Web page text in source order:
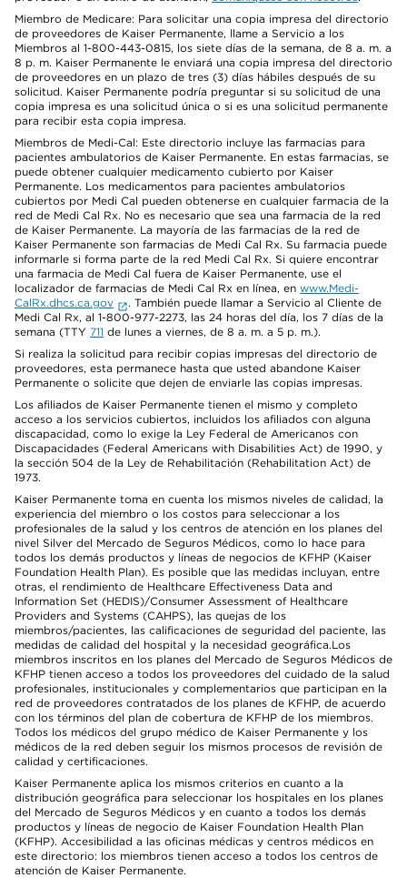
Miembro de Medicare: Para solicitar una copia impresa del directorio
de proveedores de Kaiser Permanente, llame a Servicio a los
Miembros al 1-800-443-0815, los siete días de la semana, de 8 a. m. a
8 p. m. Kaiser Permanente le enviará una copia impresa del directorio
de proveedores en un plazo de tres (3) días hábiles después de su
solicitud. Kaiser Permanente podría preguntar si su solicitud de una
copia impresa es una solicitud única o si es una solicitud permanente
para recibir esta copia impresa.
Miembros de Medi-Cal: Este directorio incluye las farmacias para
pacientes ambulatorios de Kaiser Permanente. En estas farmacias, se
puede obtener cualquier medicamento cubierto por Kaiser
Permanente. Los medicamentos para pacientes ambulatorios
cubiertos por Medi Cal pueden obtenerse en cualquier farmacia de la
red de Medi Cal Rx. No es necesario que sea una farmacia de la red
de Kaiser Permanente. La mayoría de las farmacias de la red de
Kaiser Permanente son farmacias de Medi Cal Rx. Su farmacia puede
informarle si forma parte de la red Medi Cal Rx. Si quiere encontrar
una farmacia de Medi Cal fuera de Kaiser Permanente, use el
localizador de farmacias de Medi Cal Rx en línea, en www.Medi-
CalRx.dhcs.ca.gov
. También puede llamar a Servicio al Cliente de
Medi Cal Rx, al 1-800-977-2273, las 24 horas del día, los 7 días de la
semana (TTY 711 de lunes a viernes, de 8 a. m. a 5 p. m.).
Si realiza la solicitud para recibir copias impresas del directorio de
proveedores, esta permanece hasta que usted abandone Kaiser
Permanente o solicite que dejen de enviarle las copias impresas.
Los afiliados de Kaiser Permanente tienen el mismo y completo
acceso a los servicios cubiertos, incluidos los afiliados con alguna
discapacidad, como lo exige la Ley Federal de Americanos con
Discapacidades (Federal Americans with Disabilities Act) de 1990, y
la sección 504 de la Ley de Rehabilitación (Rehabilitation Act) de
1973.
Kaiser Permanente toma en cuenta los mismos niveles de calidad, la
experiencia del miembro o los costos para seleccionar a los
profesionales de la salud y los centros de atención en los planes del
nivel Silver del Mercado de Seguros Médicos, como lo hace para
todos los demás productos y líneas de negocios de KFHP (Kaiser
Foundation Health Plan). Es posible que las medidas incluyan, entre
otras, el rendimiento de Healthcare Effectiveness Data and
Information Set (HEDIS)/Consumer Assessment of Healthcare
Providers and Systems (CAHPS), las quejas de los
miembros/pacientes, las calificaciones de seguridad del paciente, las
medidas de calidad del hospital y la necesidad geográfica.Los
miembros inscritos en los planes del Mercado de Seguros Médicos de
KFHP tienen acceso a todos los proveedores del cuidado de la salud
profesionales, institucionales y complementarios que participan en la
red de proveedores contratados de los planes de KFHP, de acuerdo
con los términos del plan de cobertura de KFHP de los miembros.
Todos los médicos del grupo médico de Kaiser Permanente y los
médicos de la red deben seguir los mismos procesos de revisión de
calidad y certificaciones.
Kaiser Permanente aplica los mismos criterios en cuanto a la
distribución geográfica para seleccionar los hospitales en los planes
del Mercado de Seguros Médicos y en cuanto a todos los demás
productos y líneas de negocio de Kaiser Foundation Health Plan
(KFHP). Accesibilidad a las oficinas médicas y centros médicos en
este directorio: los miembros tienen acceso a todos los centros de
atención de Kaiser Permanente.